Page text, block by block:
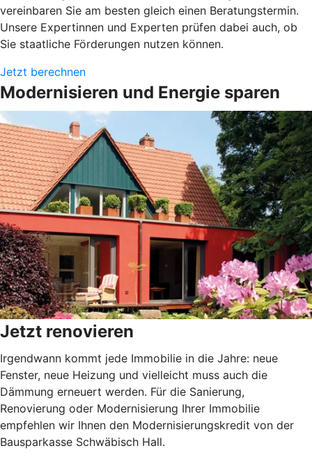
vereinbaren Sie am besten gleich einen Beratungstermin.
Unsere Expertinnen und Experten prüfen dabei auch, ob
Sie staatliche Förderungen nutzen können.
Jetzt berechnen
Modernisieren und Energie sparen
Jetzt renovieren
Irgendwann kommt jede Immobilie in die Jahre: neue
Fenster, neue Heizung und vielleicht muss auch die
Dämmung erneuert werden. Für die Sanierung,
Renovierung oder Modernisierung Ihrer Immobilie
empfehlen wir Ihnen den Modernisierungskredit von der
Bausparkasse Schwäbisch Hall.